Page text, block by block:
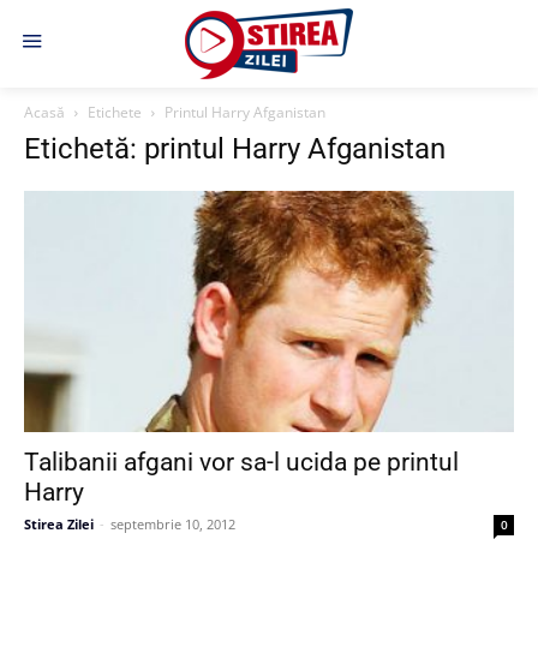
Acasă Etichete Printul Harry Afganistan
Etichetă: printul Harry Afganistan
Talibanii afgani vor sa-l ucida pe printul
Harry
Stirea Zilei - septembrie 10, 2012 0